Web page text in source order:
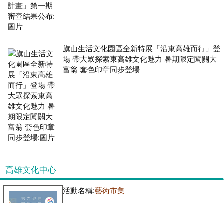
旗山生活文化園區全新特展「沿東高雄而行」登
場 帶大眾探索東高雄文化魅力 暑期限定闖關大
富翁 套色印章同步登場
高雄文化中心
活動名稱:藝術市集